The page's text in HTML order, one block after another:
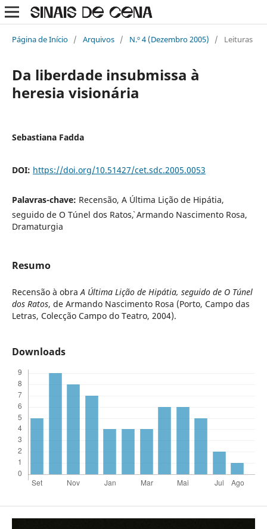
Página de Início / Arquivos / N.º 4 (Dezembro 2005) / Leituras
Da liberdade insubmissa à
heresia visionária
Sebastiana Fadda
DOI: https://doi.org/10.51427/cet.sdc.2005.0053
Palavras-chave: Recensão, A Última Lição de Hipátia,
seguido de O Túnel dos Ratos`, Armando Nascimento Rosa,
Dramaturgia
Resumo
Recensão à obraA Última Lição de Hipátia, seguido de O Túnel
dos Ratos, de Armando Nascimento Rosa (Porto, Campo das
Letras, Colecção Campo do Teatro, 2004).
Downloads